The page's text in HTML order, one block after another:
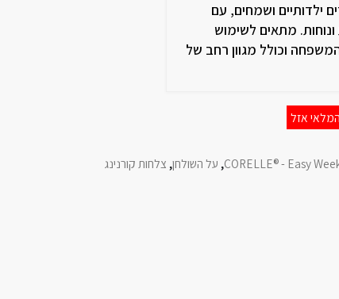
ילדותיים ושמחים, עם
ונוחות. מתאים לשימוש
המשפחה וכולל מגוון רחב של
המלאי אזל
CORELLE® - Easy
, על השולחן, צלחות קורנינג